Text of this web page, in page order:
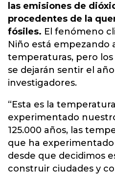
las emisiones de
procedentes de la
fósiles. El fenómeno
Niño está empezando
temperaturas, pero
se dejarán sentir el
investigadores.
“Esta es la
experimentado
125.000 años, las
que ha
desde que decidimos
construir ciudades y